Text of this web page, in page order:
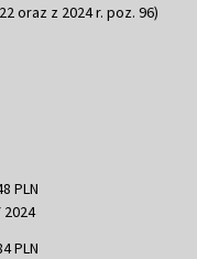
oraz z 2024 r. poz. 96)
PLN
2024
PLN